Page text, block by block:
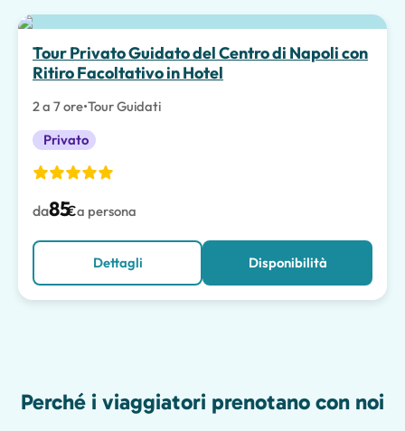
Scelta migliore
Tour Privato Guidato del Centro di Napoli con
Ritiro Facoltativo in Hotel
2 a 7 ore•Tour Guidati
Privato
da85€a persona
Dettagli Disponibilità
Features
Perché i viaggiatori prenotano con noi